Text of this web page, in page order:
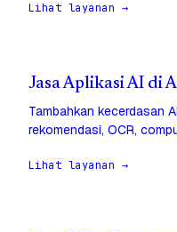
Lihat layanan →
Jasa Aplikasi AI di
Tambahkan kecerdasan
rekomendasi, OCR,
Lihat layanan →